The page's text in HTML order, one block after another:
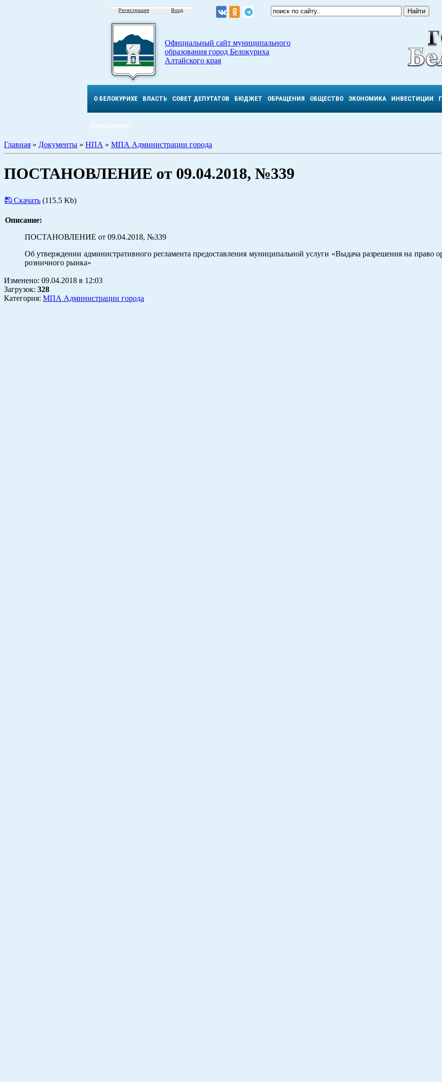
Регистрация Вход
Официальный сайт муниципального
образования город Белокуриха
Алтайского края
О БЕЛОКУРИХЕ ВЛАСТЬ СОВЕТ ДЕПУТАТОВ БЮДЖЕТ ОБРАЩЕНИЯ ОБЩЕСТВО ЭКОНОМИКА ИНВЕСТИЦИИ
СПРАВОЧНОЕ
Главная » Документы » НПА » МПА Администрации города
ПОСТАНОВЛЕНИЕ от 09.04.2018, №339
Скачать (115.5 Kb)
Описание:
ПОСТАНОВЛЕНИЕ от 09.04.2018, №339
Об утверждении административного регламента предоставления муниципальной услуги «Выдача разрешения на право
розничного рынка»
Изменено: 09.04.2018 в 12:03
Загрузок: 328
Категория: МПА Администрации города